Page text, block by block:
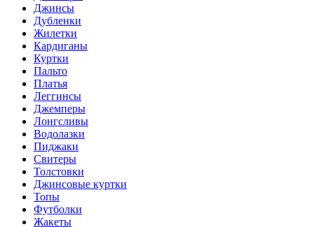
Джинсы
Дубленки
Жилетки
Кардиганы
Куртки
Пальто
Платья
Леггинсы
Джемперы
Лонгсливы
Водолазки
Пиджаки
Свитеры
Толстовки
Джинсовые куртки
Топы
Футболки
Жакеты